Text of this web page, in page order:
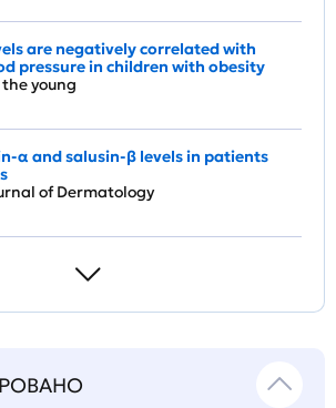
are negatively correlated with
pressure in children with obesity
the young
α and salusin-β levels in patients
of Dermatology